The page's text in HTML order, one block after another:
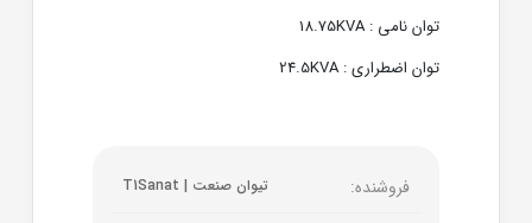
توان نامی : 18.75KVA
توان اضطراری : 24.5KVA
فروشنده: تیوان صنعت | T1Sanat